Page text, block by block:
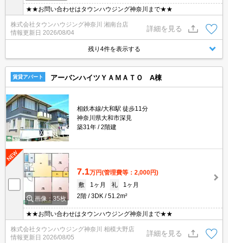
★★お問い合わせはタウンハウジング神奈川まで★★
株式会社タウンハウジング神奈川 湘南台店
情報更新日 2026/08/04
詳細を見る
残り4件を表示する
賃貸アパート アーバンハイツＹＡＭＡＴＯ A棟
相鉄本線/大和駅 徒歩11分
神奈川県大和市深見
築31年
2階建
画像：35枚
7.1万円(管理費等：2,000円)
敷
1ヶ月 礼
1ヶ月
2階
3DK 51.2m²
★★お問い合わせはタウンハウジング神奈川まで★★
株式会社タウンハウジング神奈川 相模大野店
情報更新日 2026/08/05
詳細を見る